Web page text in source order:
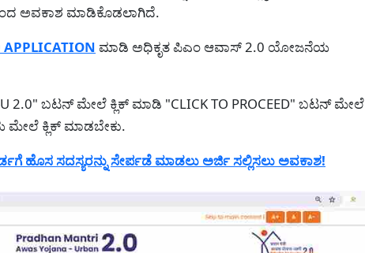
ಅವಕಾಶ ಮಾಡಿಕೊಡಲಾಗಿದೆ.
APPLICATION ಮಾಡಿ ಅಧಿಕೃತ ಪಿಎಂ ಆವಾಸ್ 2.0 ಯೋಜನೆಯ
U 2.0" ಬಟನ್ ಮೇಲೆ ಕ್ಲಿಕ್ ಮಾಡಿ "CLICK TO PROCEED" ಬಟನ್ ಮೇಲೆ
ಮೇಲೆ ಕ್ಲಿಕ್ ಮಾಡಬೇಕು.
ಹೊಸ ಸದಸ್ಯರನ್ನು ಸೇರ್ಪಡೆ ಮಾಡಲು ಅರ್ಜಿ ಸಲ್ಲಿಸಲು ಅವಕಾಶ!